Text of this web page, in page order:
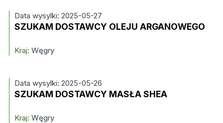
Data wysylki: 2025-05-27
SZUKAM DOSTAWCY OLEJU ARGANOWEGO
Kraj: Węgry
Data wysylki: 2025-05-26
SZUKAM DOSTAWCY MASŁA SHEA
Kraj: Węgry